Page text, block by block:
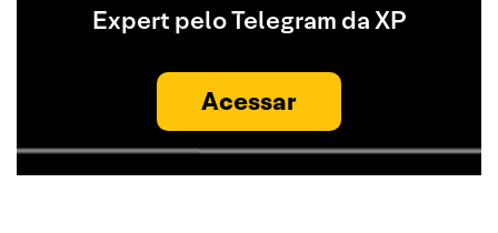
Expert pelo Telegram da XP
Acessar